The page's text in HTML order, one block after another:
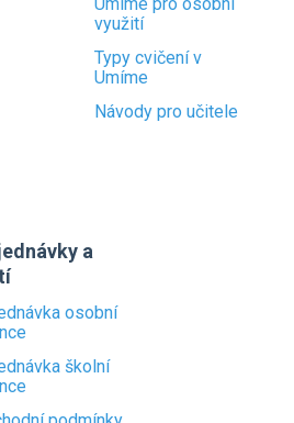
využití
Typy cvičení v
Umíme
Návody pro učitele
a
osobní
školní